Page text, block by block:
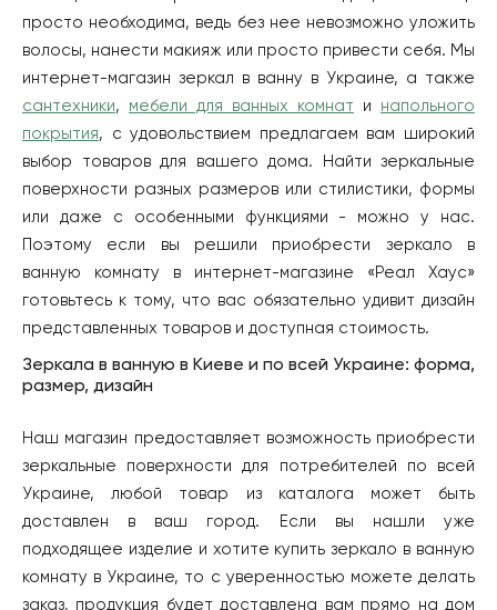
просто необходима, ведь без нее невозможно уложить
волосы, нанести макияж или просто привести себя. Мы
интернет-магазин зеркал в ванну в Украине, а также
сантехники, мебели для ванных комнат и напольного
покрытия, с удовольствием предлагаем вам широкий
выбор товаров для вашего дома. Найти зеркальные
поверхности разных размеров или стилистики, формы
или даже с особенными функциями - можно у нас.
Поэтому если вы решили приобрести зеркало в
ванную комнату в интернет-магазине «Реал Хаус»
готовьтесь к тому, что вас обязательно удивит дизайн
представленных товаров и доступная стоимость.
Зеркала в ванную в Киеве и по всей Украине: форма,
размер, дизайн
Наш магазин предоставляет возможность приобрести
зеркальные поверхности для потребителей по всей
Украине, любой товар из каталога может быть
доставлен в ваш город. Если вы нашли уже
подходящее изделие и хотите купить зеркало в ванную
комнату в Украине, то с уверенностью можете делать
заказ, продукция будет доставлена вам прямо на дом